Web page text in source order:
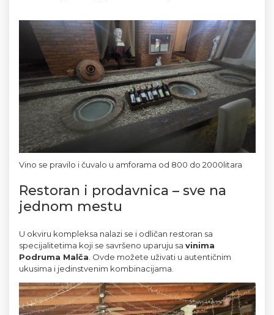
Vino se pravilo i čuvalo u amforama od 800 do 2000litara
Restoran i prodavnica – sve na
jednom mestu
U okviru kompleksa nalazi se i odličan restoran sa
specijalitetima koji se savršeno uparuju sa vinima
Podruma Malča. Ovde možete uživati u autentičnim
ukusima i jedinstvenim kombinacijama.